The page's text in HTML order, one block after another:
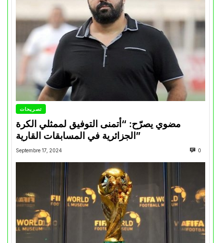
تصريحات
مضوي يصرّح: “أتمنى التوفيق لممثلي الكرة
الجزائرية في المسابقات القارية”
Septembre 17, 2024 0